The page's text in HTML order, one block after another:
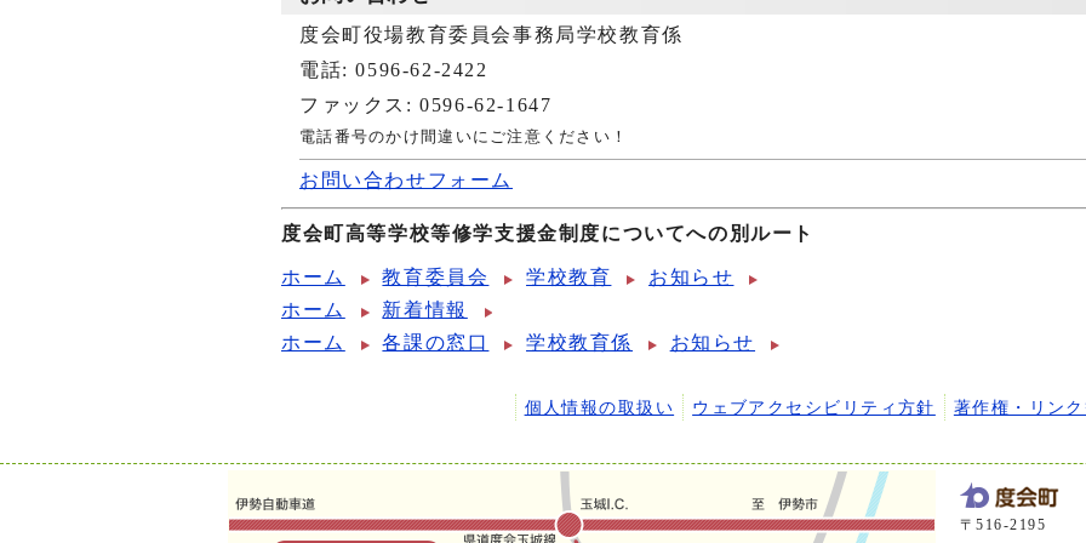
度会町役場教育委員会事務局学校教育係
電話: 0596-62-2422
ファックス: 0596-62-1647
電話番号のかけ間違いにご注意ください！
お問い合わせフォーム
度会町高等学校等修学支援金制度についてへの別ルート
ホーム 教育委員会 学校教育
お知らせ
ホーム
新着情報
ホーム
各課の窓口 学校教育係 お知らせ
個人情報の取扱い ウェブアクセシビリティ方針 著作権・リン
〒516-2195